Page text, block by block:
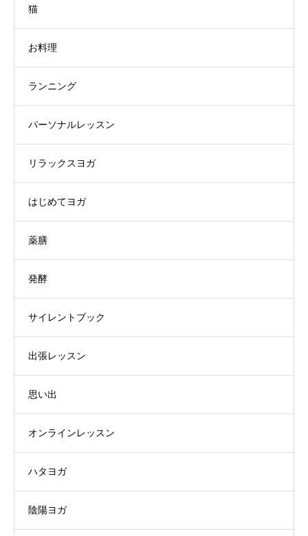
猫
お料理
ランニング
パーソナルレッスン
リラックスヨガ
はじめてヨガ
薬膳
発酵
サイレントブック
出張レッスン
思い出
オンラインレッスン
ハタヨガ
陰陽ヨガ